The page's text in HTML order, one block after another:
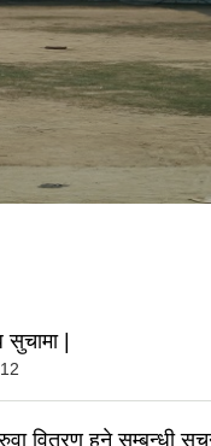
सुचामा |
वितरण हुने सम्बन्धी